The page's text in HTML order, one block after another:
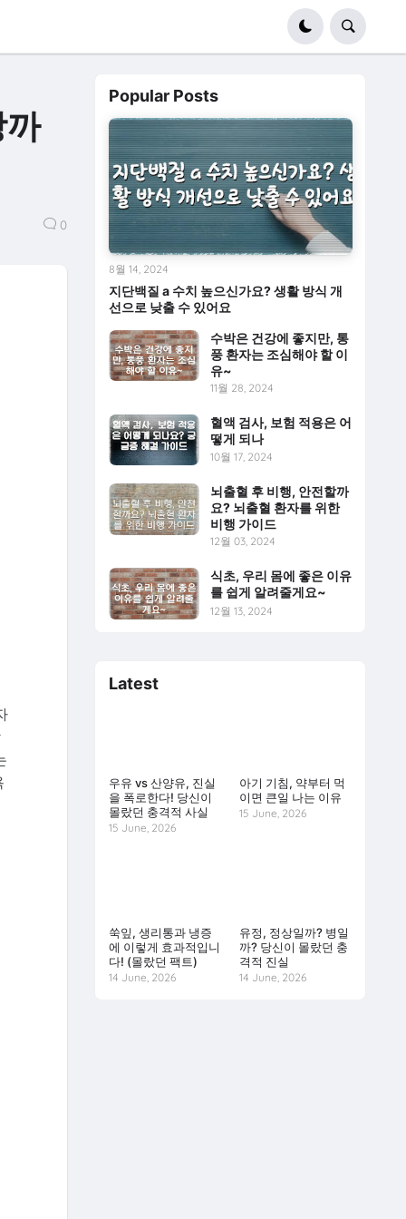
0
Popular Posts
지단백질 a 수치 높으신가요? 생활 방식 개
선으로 낮출 수 있어요
8월 14, 2024
수박은 건강에 좋지만, 통
풍 환자는 조심해야 할 이
유~
11월 28, 2024
혈액 검사, 보험 적용은 어
떻게 되나
10월 17, 2024
뇌출혈 후 비행, 안전할까
요? 뇌출혈 환자를 위한
비행 가이드
12월 03, 2024
식초, 우리 몸에 좋은 이유
를 쉽게 알려줄게요~
12월 13, 2024
Latest
우유 vs 산양유, 진실
을 폭로한다! 당신이
몰랐던 충격적 사실
15 June, 2026
아기 기침, 약부터 먹
이면 큰일 나는 이유
15 June, 2026
쑥잎, 생리통과 냉증
에 이렇게 효과적입니
다! (몰랐던 팩트)
14 June, 2026
유정, 정상일까? 병일
까? 당신이 몰랐던 충
격적 진실
14 June, 2026